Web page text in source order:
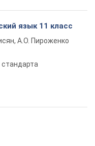
язык 11 класс
А.О. Пироженко